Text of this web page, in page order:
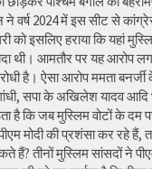
ने वर्ष 2024 में इस सीट से
को इसलिए हराया कि यहां
थी। आमतौर पर यह आरोप
है। ऐसा आरोप ममता
सपा के अखिलेश यादव आदि
है कि जब मुस्लिम वोटों के दम
मोदी की प्रशंसा कर रहे हैं,
हैं? तीनों मुस्लिम सांसदों ने